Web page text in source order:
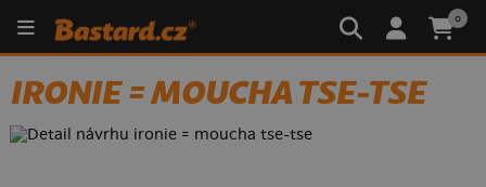
0
IRONIE = MOUCHA TSE-TSE